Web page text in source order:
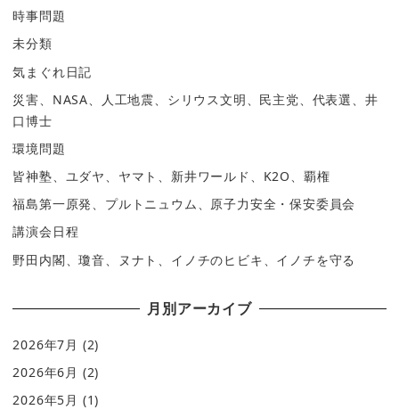
時事問題
未分類
気まぐれ日記
災害、NASA、人工地震、シリウス文明、民主党、代表選、井
口博士
環境問題
皆神塾、ユダヤ、ヤマト、新井ワールド、K2O、覇権
福島第一原発、プルトニュウム、原子力安全・保安委員会
講演会日程
野田内閣、瓊音、ヌナト、イノチのヒビキ、イノチを守る
月別アーカイブ
2026年7月 (2)
2026年6月 (2)
2026年5月 (1)